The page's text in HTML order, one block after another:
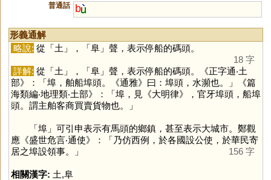
普通話
b
形義通解
略說: 從「土 」，「阜」聲，表示停船的碼頭。
18 字
詳解: 從「土 」，「阜」聲，表示停船的碼頭。《正字通‧土
部》：「埠，舶船埠頭。《通雅》曰：埠頭，水瀕也。」《篇
海類編‧地理類‧土部》：「埠，見《大明律》，官牙埠頭，船埠
頭。謂主舶客商買賣貨物也。」
「埠」可引申表示有馬頭的鄉鎮，甚至表示大城市。鄭觀
應《盛世危言‧通使》：「乃仿西例，於各國設公使，於華民寄
居之埠設領事。」
156 字
相關漢字: 土,阜